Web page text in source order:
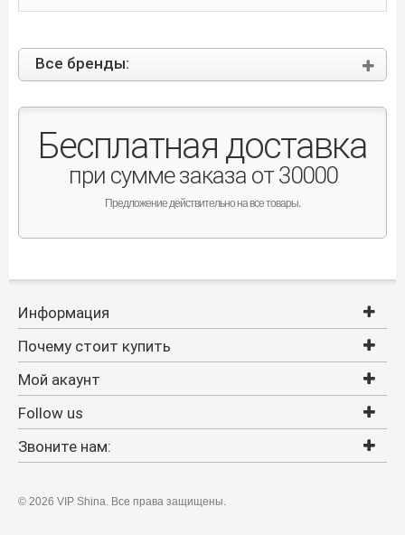
Все бренды:
Бесплатная доставка
при сумме заказа от 30000
Предложение действительно на все товары.
Информация
Почему стоит купить
Мой акаунт
Follow us
Звоните нам:
© 2026 VIP Shina. Все права защищены.